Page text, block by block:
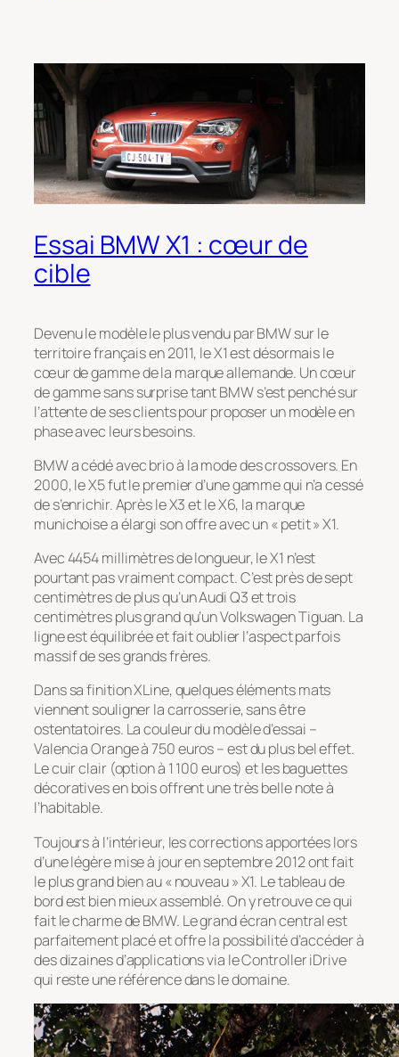
Essai BMW X1 : cœur de
cible
Devenu le modèle le plus vendu par BMW sur le
territoire français en 2011, le X1 est désormais le
cœur de gamme de la marque allemande. Un cœur
de gamme sans surprise tant BMW s’est penché sur
l’attente de ses clients pour proposer un modèle en
phase avec leurs besoins.
BMW a cédé avec brio à la mode des crossovers. En
2000, le X5 fut le premier d’une gamme qui n’a cessé
de s’enrichir. Après le X3 et le X6, la marque
munichoise a élargi son offre avec un « petit » X1.
Avec 4454 millimètres de longueur, le X1 n’est
pourtant pas vraiment compact. C’est près de sept
centimètres de plus qu’un Audi Q3 et trois
centimètres plus grand qu’un Volkswagen Tiguan. La
ligne est équilibrée et fait oublier l’aspect parfois
massif de ses grands frères.
Dans sa finition XLine, quelques éléments mats
viennent souligner la carrosserie, sans être
ostentatoires. La couleur du modèle d’essai –
Valencia Orange à 750 euros – est du plus bel effet.
Le cuir clair (option à 1 100 euros) et les baguettes
décoratives en bois offrent une très belle note à
l’habitable.
Toujours à l’intérieur, les corrections apportées lors
d’une légère mise à jour en septembre 2012 ont fait
le plus grand bien au « nouveau » X1. Le tableau de
bord est bien mieux assemblé. On y retrouve ce qui
fait le charme de BMW. Le grand écran central est
parfaitement placé et offre la possibilité d’accéder à
des dizaines d’applications via le Controller iDrive
qui reste une référence dans le domaine.